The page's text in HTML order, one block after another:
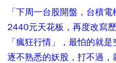
「下周一台股開盤，台積
2440元天花板，再度改寫
「瘋狂行情」，最怕的就
逐不熟悉的妖股，打不過，